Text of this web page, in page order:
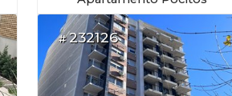
#232126